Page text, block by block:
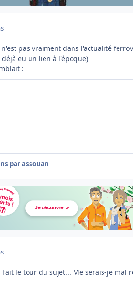
pas vraiment dans l'actualité
eu un lien à l'époque)
:
par assouan
le tour du sujet... Me serais-je mal